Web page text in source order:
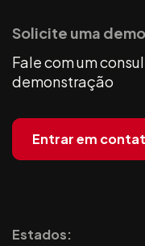
Solicite uma
Fale com um
demonstração
Entrar em
Estados: